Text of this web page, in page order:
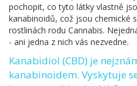
pochopit, co tyto látky vlastně
kanabinoidů, což jsou chemické
rostlinách rodu Cannabis.
- ani jedna z nich vás nezvedne.
Kanabidiol (CBD) je
kanabinoidem. Vyskytuje